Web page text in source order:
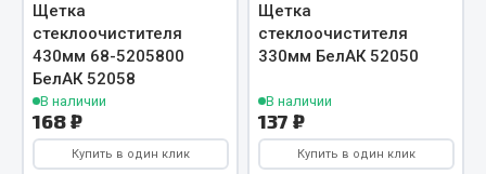
Коробка передач
Коробка передач ZF
Весь раздел
Щетка
стеклоочистителя
430мм 68-5205800
БелАК 52058
В наличии
168 ₽
Купить в один клик
Щетка
стеклоочистителя
330мм БелАК 52050
В наличии
137 ₽
Купить в один клик